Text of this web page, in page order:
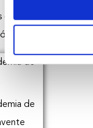
de
de
de